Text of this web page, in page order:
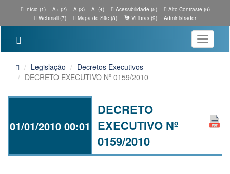
Início (1) A+ (2) A (3) A- (4) Acessibilidade (5)
Alto Contraste (6)
Webmail (7)
Mapa do Site (8) VLibras (9) Administrador
Toggle
Legislação
Decretos Executivos
DECRETO EXECUTIVO Nº 0159/2010
01/01/2010 00:01
DECRETO
EXECUTIVO Nº
0159/2010